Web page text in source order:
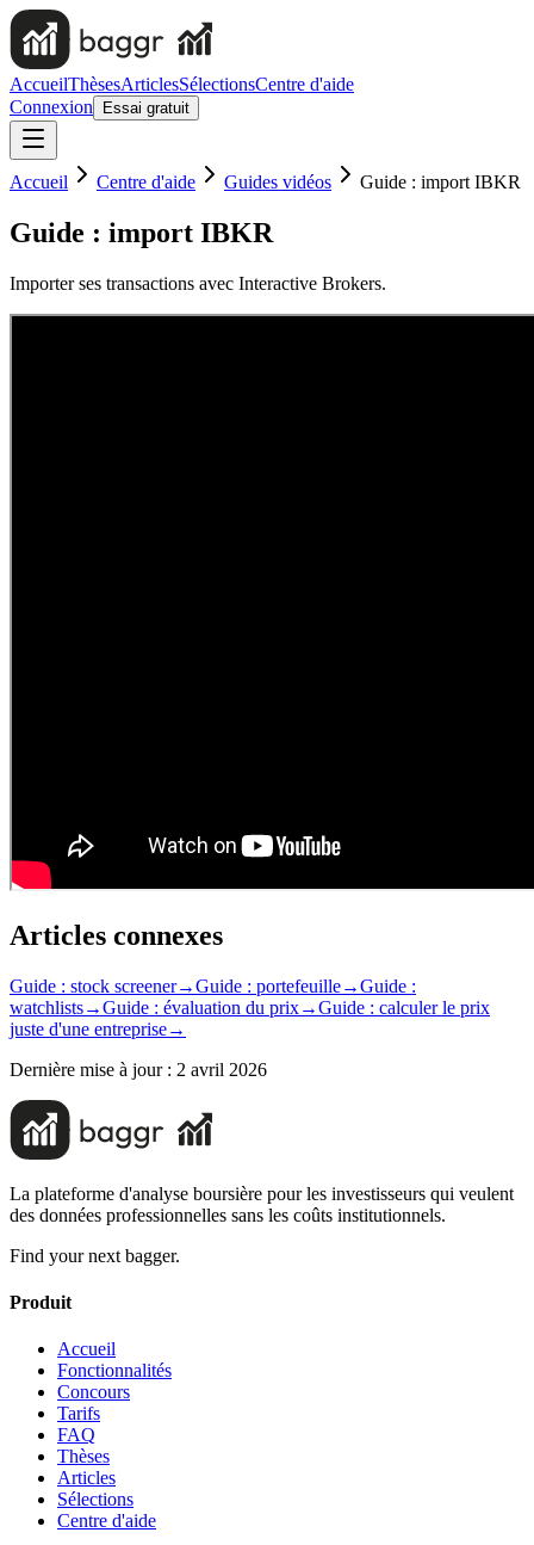
AccueilThèsesArticlesSélectionsCentre d'aide
Connexion
Essai gratuit
Accueil Centre d'aide Guides vidéos Guide : import IBKR
Guide : import IBKR
Importer ses transactions avec Interactive Brokers.
Articles connexes
Guide : stock screener→Guide : portefeuille→Guide :
watchlists→Guide : évaluation du prix→Guide : calculer le prix
juste d'une entreprise→
Dernière mise à jour : 2 avril 2026
La plateforme d'analyse boursière pour les investisseurs qui veulent
des données professionnelles sans les coûts institutionnels.
Find your next bagger.
Produit
Accueil
Fonctionnalités
Concours
Tarifs
FAQ
Thèses
Articles
Sélections
Centre d'aide